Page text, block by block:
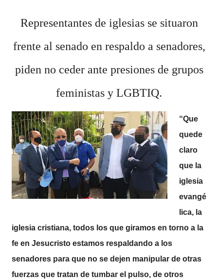
Representantes de iglesias se situaron
frente al senado en respaldo a senadores,
piden no ceder ante presiones de grupos
feministas y LGBTIQ.
“Que
quede
claro
que la
iglesia
evangé
lica, la
iglesia cristiana, todos los que giramos en torno a la
fe en Jesucristo estamos respaldando a los
senadores para que no se dejen manipular de otras
fuerzas que tratan de tumbar el pulso, de otros